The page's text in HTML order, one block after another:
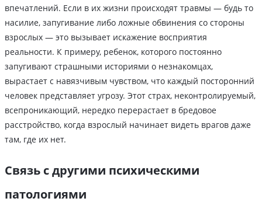
впечатлений. Если в их жизни происходят травмы — будь то
насилие, запугивание либо ложные обвинения со стороны
взрослых — это вызывает искажение восприятия
реальности. К примеру, ребенок, которого постоянно
запугивают страшными историями о незнакомцах,
вырастает с навязчивым чувством, что каждый посторонний
человек представляет угрозу. Этот страх, неконтролируемый,
всепроникающий, нередко перерастает в бредовое
расстройство, когда взрослый начинает видеть врагов даже
там, где их нет.
Связь с другими психическими
патологиями